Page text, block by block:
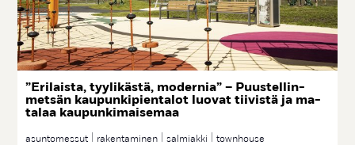
”Eri­lais­ta, tyy­li­käs­tä, mo­der­nia” – Puus­tel­lin­
met­sän kau­pun­ki­pien­ta­lot luo­vat tii­vis­tä ja ma­
ta­laa kau­pun­ki­mai­se­maa
asuntomessut rakentaminen salmiakki townhouse